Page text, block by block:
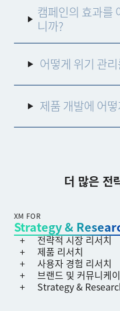
캠페인의 효과를
니까?
어떻게 위기 관
제품 개발에 어
더 많은 전
XM FOR
Strategy &
전략적 시장 리서치
제품 리서치
사용자 경험 리서치
브랜드 및 커뮤니케
Strategy &